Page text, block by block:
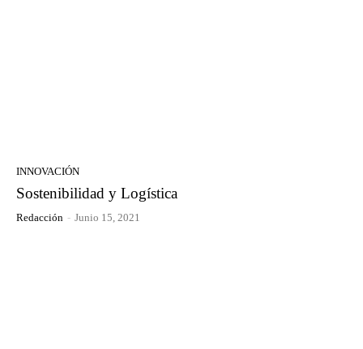
INNOVACIÓN
Sostenibilidad y Logística
Redacción - Junio 15, 2021